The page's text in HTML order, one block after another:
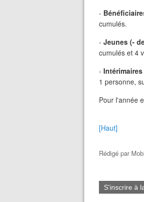
-
cumulés.
- Jeunes (-
cumulés et 4
- Intérimaires
1 personne,
Pour l'année
[Haut]
Rédigé par
S'inscrire à